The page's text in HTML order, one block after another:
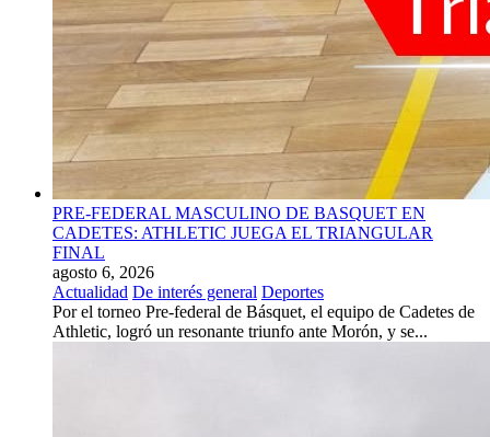
PRE-FEDERAL MASCULINO DE BASQUET EN
CADETES: ATHLETIC JUEGA EL TRIANGULAR
FINAL
agosto 6, 2026
Actualidad De interés general Deportes
Por el torneo Pre-federal de Básquet, el equipo de Cadetes de
Athletic, logró un resonante triunfo ante Morón, y se...